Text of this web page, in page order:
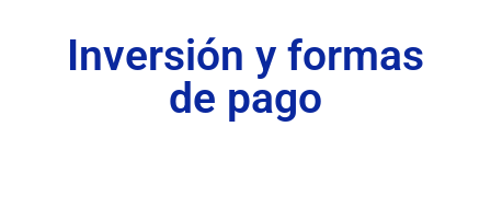
Inversión y formas
de pago